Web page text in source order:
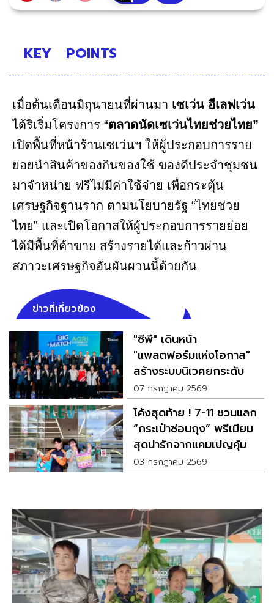
KEY POINTS
เมื่อต้นเดือนมิถุนายนที่ผ่านมา เซเว่น อีเลฟเว่น
ได้ริเริ่มโครงการ “ตลาดนัดเซเว่นไทยช่วยไทย”
เปิดพื้นที่หน้าร้านเซเว่นฯ ให้ผู้ประกอบการราย
ย่อยนำสินค้าของกินของใช้ ของดีประจำชุมชน
มาจำหน่าย ฟรีไม่มีค่าใช้จ่าย เพื่อกระตุ้น
เศรษฐกิจฐานราก ตามนโยบายรัฐ “ไทยช่วย
ไทย” และเปิดโอกาสให้ผู้ประกอบการรายย่อย
ได้มีพื้นที่ค้าขาย สร้างรายได้และก้าวผ่าน
สภาวะเศรษฐกิจอันผันผวนนี้ด้วยกัน
ข่าวที่เกี่ยวข้อง
"ซีพี" เดินหน้า
"แพลตฟอร์มแห่งโอกาส"
สร้างระบบนิเวศยกระดับ
เกษตรกร-SMEไทย
07 กรกฎาคม 2569
โค้งสุดท้าย ! 7-11 ชวนแลก
“กระเป๋าซ่อนถุง” พรีเมียม
สุดน่ารักจากแคมเปญคุ้มค่า
ล่าดาว
03 กรกฎาคม 2569